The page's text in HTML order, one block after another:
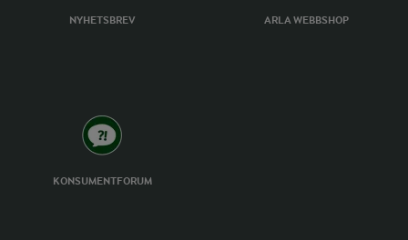
NYHETSBREV ARLA WEBBSHOP
KONSUMENTFORUM